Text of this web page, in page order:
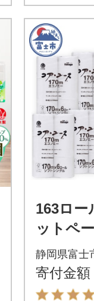
163ロー
ットペ
ル 48ロ
ース 日
静岡県富士
寄付金額